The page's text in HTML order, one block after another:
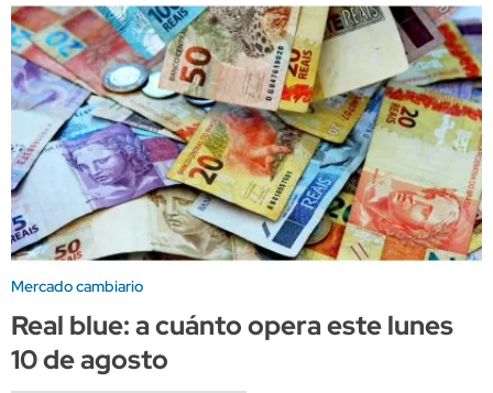
Mercado cambiario
Real blue: a cuánto opera este lunes
10 de agosto